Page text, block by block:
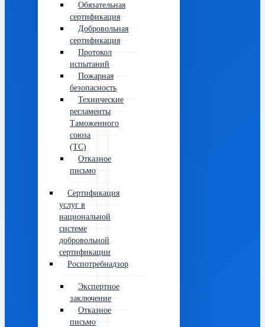
Обязательная
сертификация
Добровольная
сертификация
Протокол
испытаний
Пожарная
безопасность
Технические
регламенты
Таможенного
союза
(ТС)
Отказное
письмо
Сертификация
услуг в
национальной
системе
добровольной
сертификации
Роспотребнадзор
Экспертное
заключение
Отказное
письмо